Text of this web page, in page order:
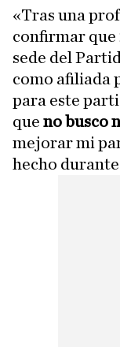
«Tras una
confirmar que
sede del
como afiliada
para este
que no busco
mejorar mi
hecho